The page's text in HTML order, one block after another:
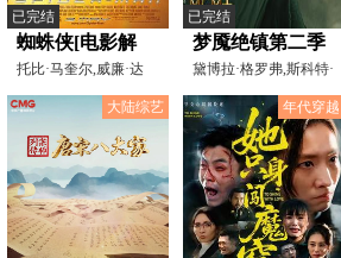
已完结
蜘蛛侠[电影解
说]
托比·马奎尔,威廉·达
福,克尔斯滕·邓斯特
已完结
梦魇绝镇第二季
黛博拉·格罗弗,斯科特·
麦克科德,安吉拉·
大陆综艺 年代穿越